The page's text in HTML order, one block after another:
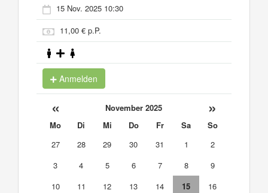
15 Nov. 2025 10:30
11,00 € p.P.
Anmelden
« November 2025 »
Mo Di Mi Do Fr Sa
So
27
28 29 30 31 1
2
3
4 5 6 7 8
9
10
11 12 13 14 15
16